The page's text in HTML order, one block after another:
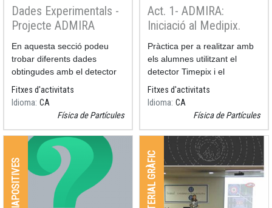
Dades Experimentals -
Projecte ADMIRA
Resum
En aquesta secció podeu
trobar diferents dades
obtingudes amb el detector
Timepix en diferents
situacions.
descarregar l'arxiu ZIP co
Fitxes d'activitats
Idioma CA
Física de Partícules
Act. 1- ADMIRA:
Iniciació al Medipix.
Estudi de la Radiació i
les seves propietats.
Comparació dels
models clàssic i
relativista en la radiació
alfa i beta.
Resum
Pràctica per a realitzar amb
els alumnes utilitzant el
detector Timepix i el
programa Pixetpro.
Fitxes d'activitats
Idioma CA
Física de Partícules
DIAPOSITIVES MATERIAL GRÀFIC